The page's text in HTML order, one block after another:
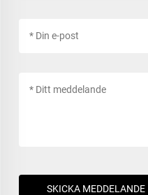
SKICKA MEDDELANDE